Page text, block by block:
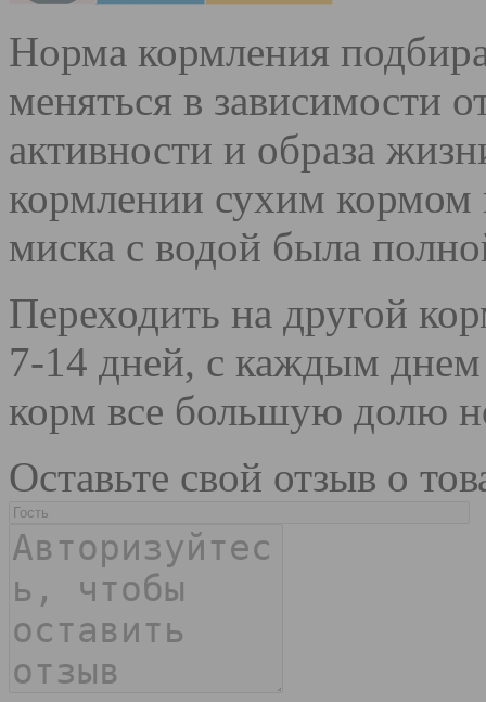
Норма кормления
меняться в зависимости
активности и образа
кормлении сухим кормом
миска с водой была
Переходить на другой
7-14 дней, с каждым
корм все большую долю
Оставьте свой отзыв о